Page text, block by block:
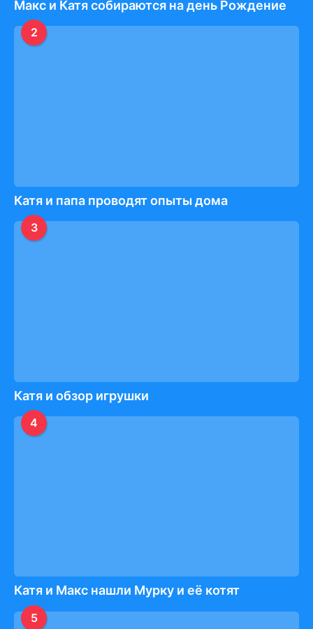
Макс и Катя собираются на день Рождение
2
Катя и папа проводят опыты дома
3
Катя и обзор игрушки
4
Катя и Макс нашли Мурку и её котят
5